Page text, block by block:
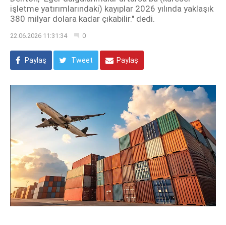
işletme yatırımlarındaki) kayıplar 2026 yılında yaklaşık
380 milyar dolara kadar çıkabilir." dedi.
22.06.2026 11:31:34 0
Paylaş Tweet Paylaş